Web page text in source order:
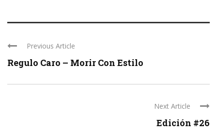
Previous Article
Regulo Caro – Morir Con Estilo
Next Article
Edición #26